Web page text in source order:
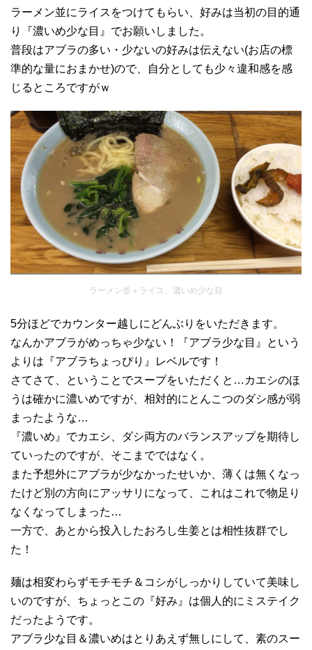
ラーメン並にライスをつけてもらい、好みは当初の目的通
り『濃いめ少な目』でお願いしました。
普段はアブラの多い・少ないの好みは伝えない(お店の標
準的な量におまかせ)ので、自分としても少々違和感を感
じるところですがｗ
ラーメン並＋ライス、濃いめ少な目
5分ほどでカウンター越しにどんぶりをいただきます。
なんかアブラがめっちゃ少ない！『アブラ少な目』という
よりは『アブラちょっぴり』レベルです！
さてさて、ということでスープをいただくと…カエシのほ
うは確かに濃いめですが、相対的にとんこつのダシ感が弱
まったような…
『濃いめ』でカエシ、ダシ両方のバランスアップを期待し
ていったのですが、そこまでではなく。
また予想外にアブラが少なかったせいか、薄くは無くなっ
たけど別の方向にアッサリになって、これはこれで物足り
なくなってしまった…
一方で、あとから投入したおろし生姜とは相性抜群でし
た！
麺は相変わらずモチモチ＆コシがしっかりしていて美味し
いのですが、ちょっとこの『好み』は個人的にミステイク
だったようです。
アブラ少な目＆濃いめはとりあえず無しにして、素のスー